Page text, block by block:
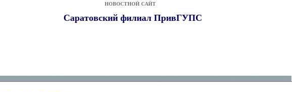
Саратовский филиал ПривГУПС
НОВОСТНОЙ САЙТ